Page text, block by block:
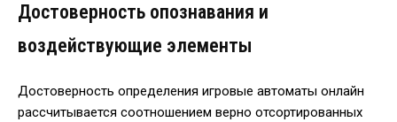
Достоверность опознавания и
воздействующие элементы
Достоверность определения игровые автоматы онлайн
рассчитывается соотношением верно отсортированных